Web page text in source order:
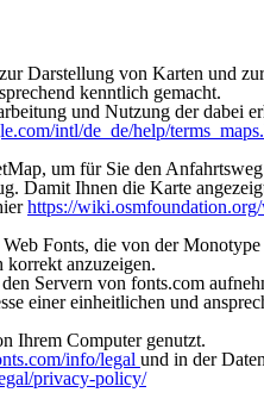
Darstellung von Karten und
kenntlich gemacht.
und Nutzung der dabei
intl/de_de/help/
um für Sie den
Damit Ihnen die Karte
https://
Fonts, die von der
korrekt anzuzeigen.
Servern von fonts.com
einer einheitlichen und
Ihrem Computer genutzt.
info/legal und in der
privacy-policy/